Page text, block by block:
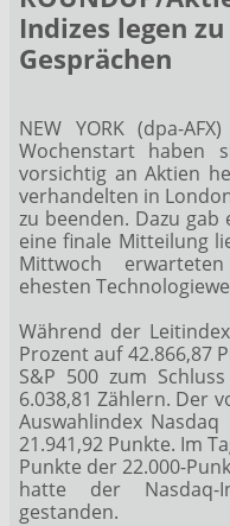
Indizes legen
Gesprächen
NEW YORK (dpa-
Wochenstart haben
vorsichtig an Aktien
verhandelten in
zu beenden. Dazu
eine finale Mitteilung
Mittwoch
ehesten
Während der
Prozent auf 42.866,87
S&P 500 zum
6.038,81 Zählern. Der
Auswahlindex Nasdaq
21.941,92 Punkte. Im
Punkte der 22.000-
hatte der Nasdaq-
gestanden.